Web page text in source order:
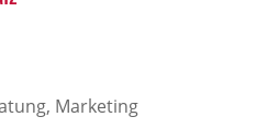
Marketing